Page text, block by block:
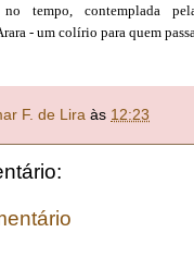
no tempo, contemplada
- um colírio para quem
F. de Lira às 12:23